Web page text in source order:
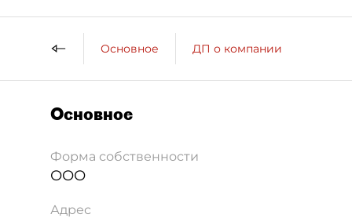
Основное ДП о компании
Основное
Форма собственности
ООО
Адрес